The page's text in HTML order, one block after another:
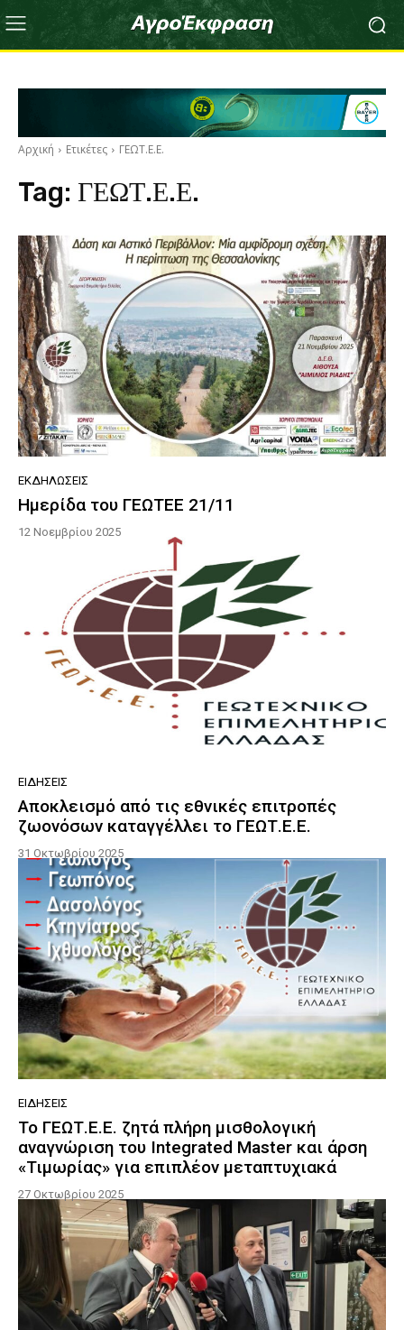
Αρχική Ετικέτες ΓΕΩΤ.Ε.Ε.
Tag: ΓΕΩΤ.Ε.Ε.
ΕΚΔΗΛΏΣΕΙΣ
Ημερίδα του ΓΕΩΤΕΕ 21/11
12 Νοεμβρίου 2025
ΕΙΔΉΣΕΙΣ
Αποκλεισμό από τις εθνικές επιτροπές
ζωονόσων καταγγέλλει το ΓΕΩΤ.Ε.Ε.
31 Οκτωβρίου 2025
ΕΙΔΉΣΕΙΣ
Το ΓΕΩΤ.Ε.Ε. ζητά πλήρη μισθολογική
αναγνώριση του Integrated Master και άρση
«Τιμωρίας» για επιπλέον μεταπτυχιακά
27 Οκτωβρίου 2025